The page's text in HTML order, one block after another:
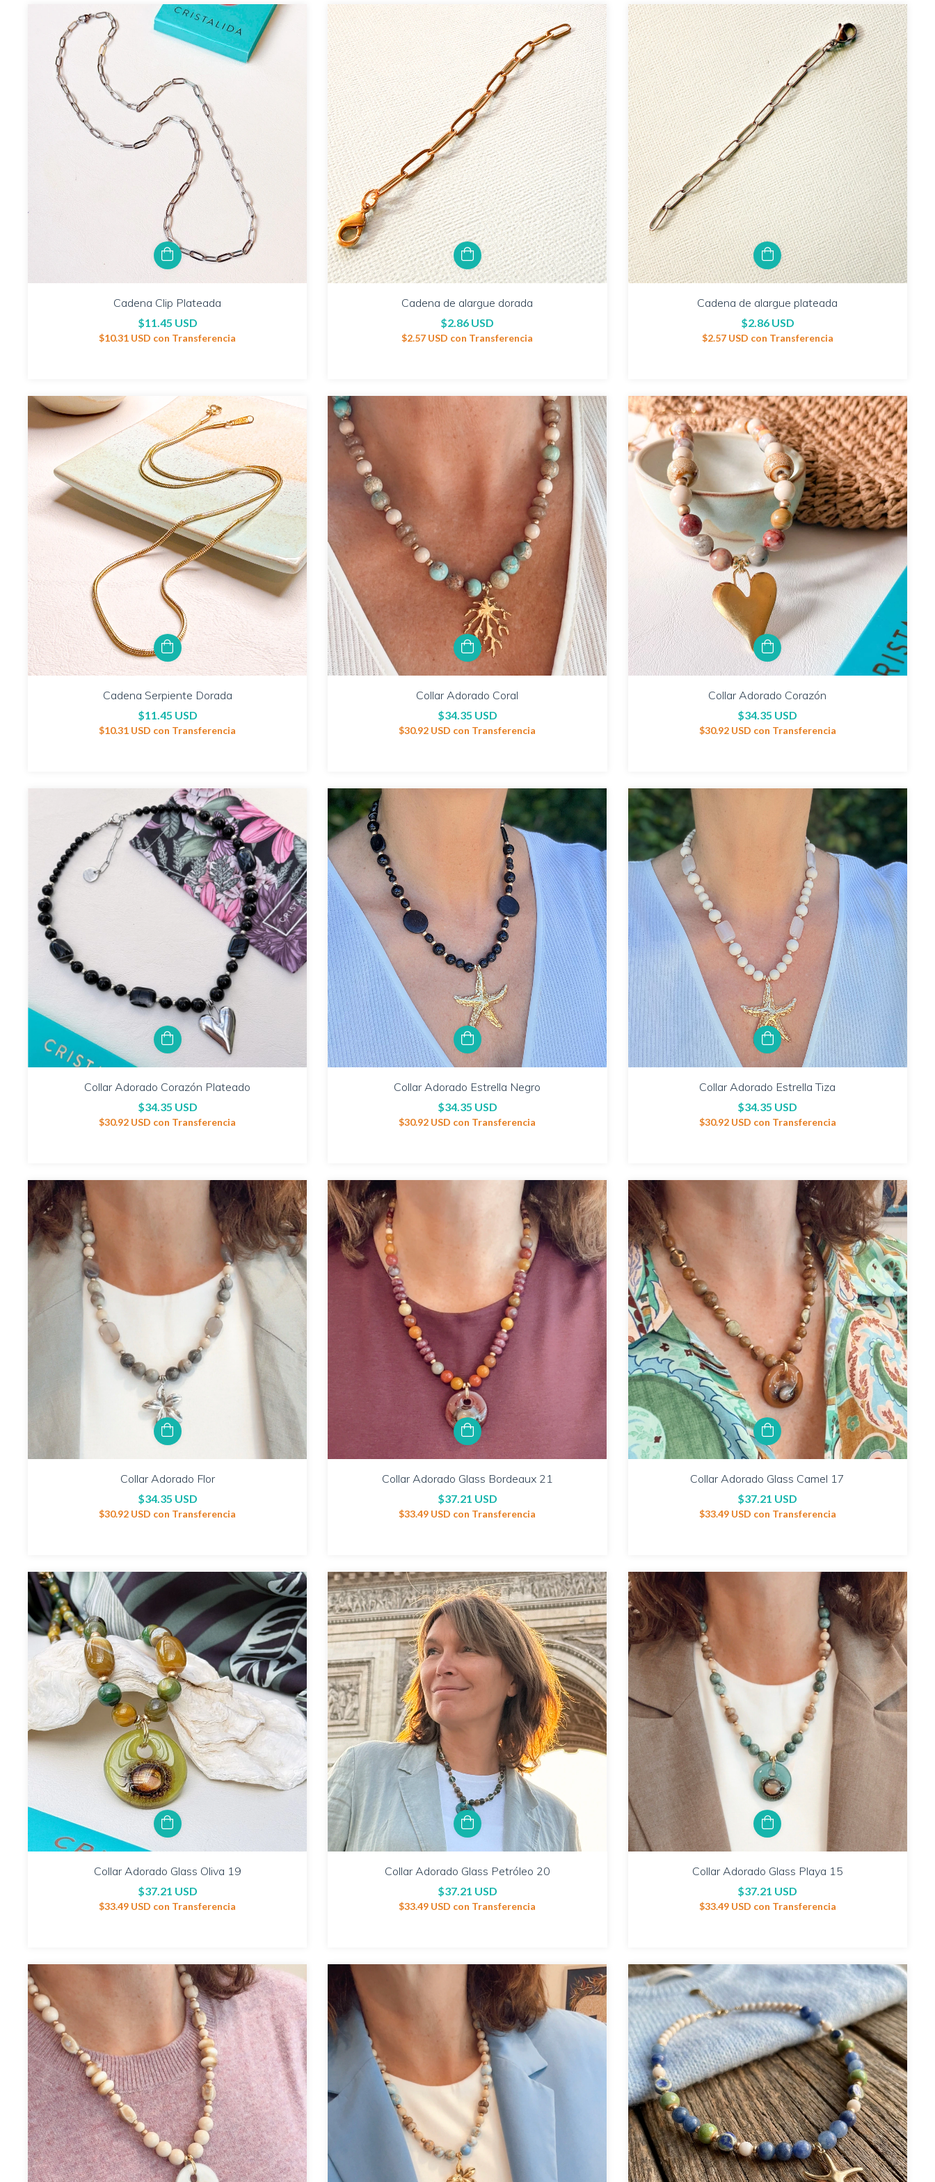
Cadena Clip Plateada
$11.45 USD
$10.31 USD con Transferencia
Cadena de alargue dorada
$2.86 USD
$2.57 USD con Transferencia
Cadena de alargue plateada
$2.86 USD
$2.57 USD con Transferencia
Cadena Serpiente Dorada
$11.45 USD
$10.31 USD con Transferencia
Collar Adorado Coral
$34.35 USD
$30.92 USD con Transferencia
Collar Adorado Corazón
$34.35 USD
$30.92 USD con Transferencia
Collar Adorado Corazón Plateado
$34.35 USD
$30.92 USD con Transferencia
Collar Adorado Estrella Negro
$34.35 USD
$30.92 USD con Transferencia
Collar Adorado Estrella Tiza
$34.35 USD
$30.92 USD con Transferencia
Collar Adorado Flor
$34.35 USD
$30.92 USD con Transferencia
Collar Adorado Glass Bordeaux 21
$37.21 USD
$33.49 USD con Transferencia
Collar Adorado Glass Camel 17
$37.21 USD
$33.49 USD con Transferencia
Collar Adorado Glass Oliva 19
$37.21 USD
$33.49 USD con Transferencia
Collar Adorado Glass Petróleo 20
$37.21 USD
$33.49 USD con Transferencia
Collar Adorado Glass Playa 15
$37.21 USD
$33.49 USD con Transferencia